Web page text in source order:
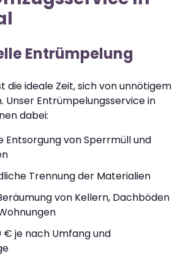
Entrümpelung
die ideale Zeit, sich von unnötigem
Unser Entrümpelungsservice in
dabei:
Entsorgung von Sperrmüll und
Trennung der Materialien
von Kellern, Dachböden
€ je nach Umfang und